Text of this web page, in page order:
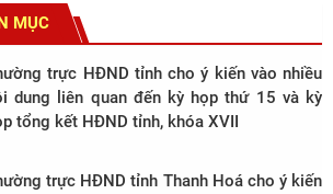
MỤC
trực HĐND tỉnh cho ý kiến vào nhiều
dung liên quan đến kỳ họp thứ 15 và kỳ
tổng kết HĐND tỉnh, khóa XVII
trực HĐND tỉnh Thanh Hoá cho ý kiến